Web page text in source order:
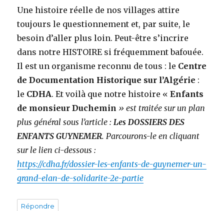
Une histoire réelle de nos villages attire
toujours le questionnement et, par suite, le
besoin d’aller plus loin. Peut-être s’incrire
dans notre HISTOIRE si fréquemment bafouée.
Il est un organisme reconnu de tous : le Centre
de Documentation Historique sur l’Algérie :
le CDHA. Et voilà que notre histoire «Enfants
de monsieur Duchemin » est traitée sur un plan
plus général sous l’article :Les DOSSIERS DES
ENFANTS GUYNEMER. Parcourons-le en cliquant
sur le lien ci-dessous :
https://cdha.fr/dossier-les-enfants-de-guynemer-un-
grand-elan-de-solidarite-2e-partie
Répondre